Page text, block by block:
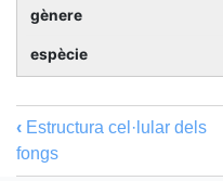
‹ Estructura cel·lular dels
fongs